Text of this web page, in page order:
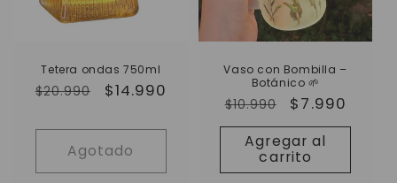
Tetera ondas 750ml
Precio
$20.990
Precio
oferta
$14.990
Agotado
Vaso con Bombilla –
Botánico 🌱
Precio
habitual
$10.990
Precio
de
oferta
$7.990
Agregar al
carrito